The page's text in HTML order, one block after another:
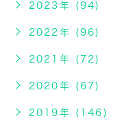
2023年 (94)
2022年 (96)
2021年 (72)
2020年 (67)
2019年 (146)